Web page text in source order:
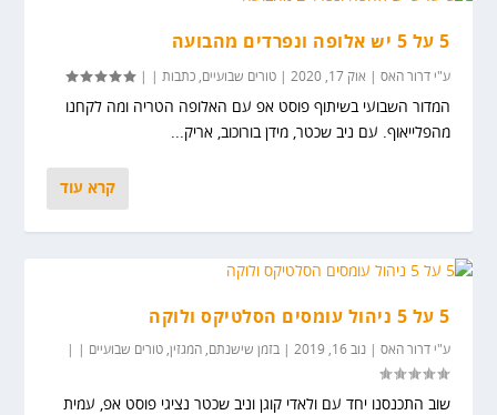
5 על 5 יש אלופה ונפרדים מהבועה
ע"ידרור האס אוק 17, 2020 |טורים שבועיים,כתבות |
המדור השבועי בשיתוף פוסט אפ עם האלופה הטריה ומה לקחנו
מהפלייאוף. עם ניב שכטר, מידן בורוכוב, אריק...
קרא עוד
5 על 5 ניהול עומסים הסלטיקס ולוקה
ע"ידרור האס |נוב 16, 2019 |בזמן שישנתם,המגזין,טורים שבועיים
שוב התכנסנו יחד עם ולאדי קוגן וניב שכטר נציגי פוסט אפ, עמית